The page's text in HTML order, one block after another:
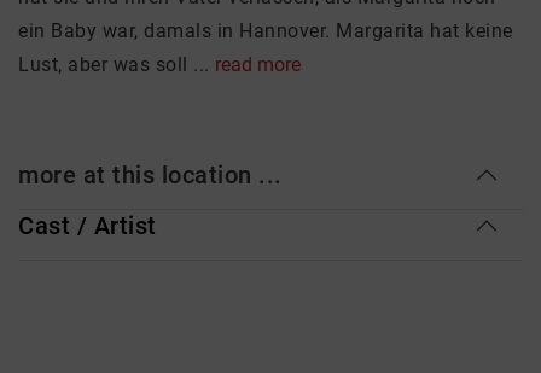
ein Baby war, damals in Hannover. Margarita hat keine
Lust, aber was soll ... read more
more at this location ...
Cast / Artist